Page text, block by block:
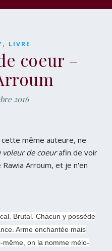
, LIVRE
coeur –
2016
même auteure, ne
voleur de coeurafin de voir
Arroum, et je n'en
Brutal. Chacun y possède
Arme enchantée mais
on la nomme mélo-